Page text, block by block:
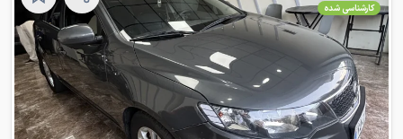
کارشناسی شده